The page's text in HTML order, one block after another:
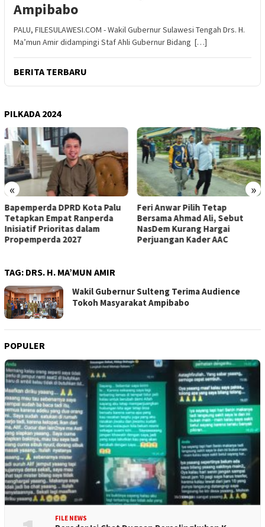
Ampibabo
PALU, FILESULAWESI.COM - Wakil Gubernur Sulawesi Tengah Drs. H.
Ma’mun Amir didampingi Staf Ahli Gubernur Bidang […]
BERITA TERBARU
PILKADA 2024
« »
Bapemperda DPRD Kota Palu
Tetapkan Empat Ranperda
Inisiatif Prioritas dalam
Propemperda 2027
Feri Anwar Pilih Tetap
Bersama Ahmad Ali, Sebut
NasDem Kurang Hargai
Perjuangan Kader AAC
TAG: DRS. H. MA’MUN AMIR
Wakil Gubernur Sulteng Terima Audience
Tokoh Masyarakat Ampibabo
POPULER
FILE NEWS